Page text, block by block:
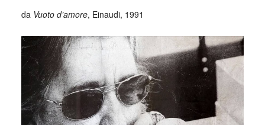
da Vuoto d’amore, Einaudi, 1991